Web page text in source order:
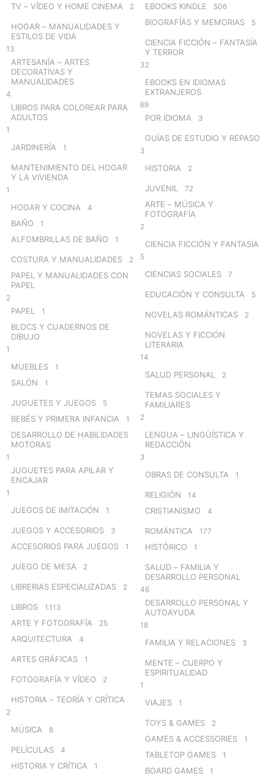
TV – VÍDEO Y HOME CINEMA 2
HOGAR – MANUALIDADES Y
ESTILOS DE VIDA
13
ARTESANÍA – ARTES
DECORATIVAS Y
MANUALIDADES
4
LIBROS PARA COLOREAR PARA
ADULTOS
1
JARDINERÍA 1
MANTENIMIENTO DEL HOGAR
Y LA VIVIENDA
1
HOGAR Y COCINA 4
BAÑO 1
ALFOMBRILLAS DE BAÑO 1
COSTURA Y MANUALIDADES 2
PAPEL Y MANUALIDADES CON
PAPEL
2
PAPEL 1
BLOCS Y CUADERNOS DE
DIBUJO
1
MUEBLES 1
SALÓN 1
JUGUETES Y JUEGOS 5
BEBÉS Y PRIMERA INFANCIA 1
DESARROLLO DE HABILIDADES
MOTORAS
1
JUGUETES PARA APILAR Y
ENCAJAR
1
JUEGOS DE IMITACIÓN 1
JUEGOS Y ACCESORIOS 3
ACCESORIOS PARA JUEGOS 1
JUEGO DE MESA 2
LIBRERIAS ESPECIALIZADAS 2
LIBROS 1.113
ARTE Y FOTOGRAFÍA 25
ARQUITECTURA 4
ARTES GRÁFICAS 1
FOTOGRAFÍA Y VÍDEO 2
HISTORIA – TEORÍA Y CRÍTICA
2
MÚSICA 8
PELÍCULAS 4
HISTORIA Y CRÍTICA 1
EBOOKS KINDLE 506
BIOGRAFÍAS Y MEMORIAS 5
CIENCIA FICCIÓN – FANTASÍA
Y TERROR
32
EBOOKS EN IDIOMAS
EXTRANJEROS
69
POR IDIOMA 3
GUÍAS DE ESTUDIO Y REPASO
3
HISTORIA 2
JUVENIL 72
ARTE – MÚSICA Y
FOTOGRAFÍA
2
CIENCIA FICCIÓN Y FANTASÍA
5
CIENCIAS SOCIALES 7
EDUCACIÓN Y CONSULTA 5
NOVELAS ROMÁNTICAS 2
NOVELAS Y FICCIÓN
LITERARIA
14
SALUD PERSONAL 2
TEMAS SOCIALES Y
FAMILIARES
2
LENGUA – LINGÜÍSTICA Y
REDACCIÓN
3
OBRAS DE CONSULTA 1
RELIGIÓN 14
CRISTIANISMO 4
ROMÁNTICA 177
HISTÓRICO 1
SALUD – FAMILIA Y
DESARROLLO PERSONAL
46
DESARROLLO PERSONAL Y
AUTOAYUDA
18
FAMILIA Y RELACIONES 3
MENTE – CUERPO Y
ESPIRITUALIDAD
1
VIAJES 1
TOYS & GAMES 2
GAMES & ACCESSORIES 1
TABLETOP GAMES 1
BOARD GAMES 1